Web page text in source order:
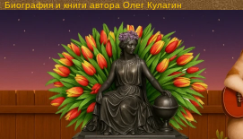
Биография и книги автора Олег Кулагин